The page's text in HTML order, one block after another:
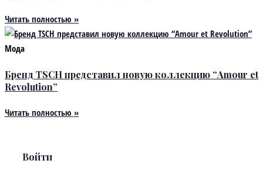
Читать полностью »
Мода
Бренд TSCH представил новую коллекцию “Amour et
Revolution”
Читать полностью »
Войти